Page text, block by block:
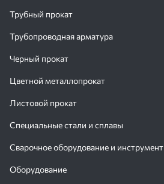
Трубный прокат
Трубопроводная арматура
Черный прокат
Цветной металлопрокат
Листовой прокат
Специальные стали и сплавы
Сварочное оборудование и инструмент
Оборудование